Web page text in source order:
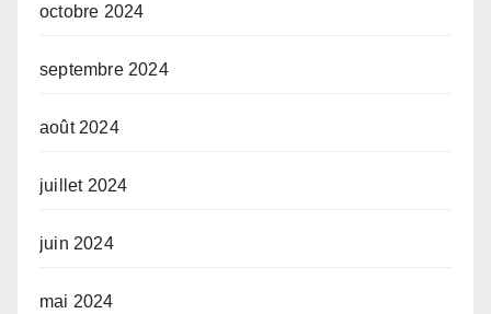
octobre 2024
septembre 2024
août 2024
juillet 2024
juin 2024
mai 2024